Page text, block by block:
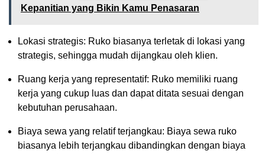
Kepanitian yang Bikin Kamu Penasaran
Lokasi strategis: Ruko biasanya terletak di lokasi yang
strategis, sehingga mudah dijangkau oleh klien.
Ruang kerja yang representatif: Ruko memiliki ruang
kerja yang cukup luas dan dapat ditata sesuai dengan
kebutuhan perusahaan.
Biaya sewa yang relatif terjangkau: Biaya sewa ruko
biasanya lebih terjangkau dibandingkan dengan biaya